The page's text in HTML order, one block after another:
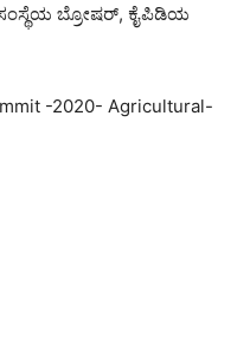
ಬ್ರೋಷರ್, ಕೈಪಿಡಿಯ
-2020- Agricultural-